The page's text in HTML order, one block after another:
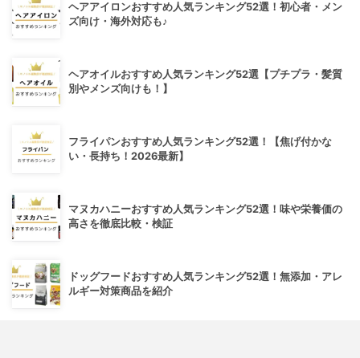
ヘアアイロンおすすめ人気ランキング52選！初心者・メン
ズ向け・海外対応も♪
ヘアオイルおすすめ人気ランキング52選【プチプラ・髪質
別やメンズ向けも！】
フライパンおすすめ人気ランキング52選！【焦げ付かな
い・長持ち！2026最新】
マヌカハニーおすすめ人気ランキング52選！味や栄養価の
高さを徹底比較・検証
ドッグフードおすすめ人気ランキング52選！無添加・アレ
ルギー対策商品を紹介